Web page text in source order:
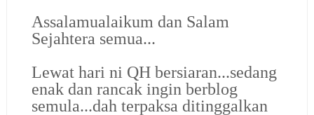
Assalamualaikum dan Salam
Sejahtera semua...
Lewat hari ni QH bersiaran...sedang
enak dan rancak ingin berblog
semula...dah terpaksa ditinggalkan